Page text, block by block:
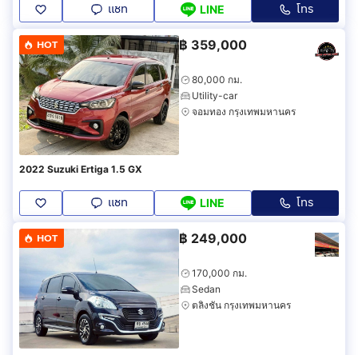
แชท LINE โทร
HOT ฿ 359,000
80,000 กม.
Utility-car
จอมทอง กรุงเทพมหานคร
2022 Suzuki Ertiga 1.5 GX
แชท LINE โทร
HOT ฿ 249,000
170,000 กม.
Sedan
ตลิ่งชัน กรุงเทพมหานคร